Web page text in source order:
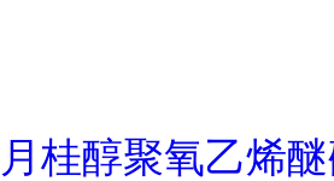
月桂醇聚氧乙烯